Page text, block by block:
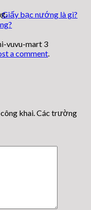
Giấy bạc nướng là gì?
vuvu-mart 3
a comment.
khai.Các trường